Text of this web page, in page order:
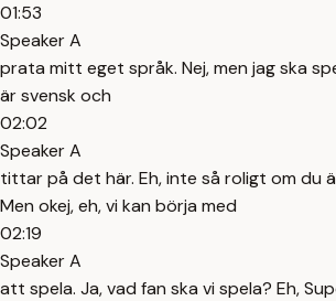
01:53
Speaker A
prata mitt eget språk. Nej, men jag ska
är svensk och
02:02
Speaker A
tittar på det här. Eh, inte så roligt om du
Men okej, eh, vi kan börja med
02:19
Speaker A
att spela. Ja, vad fan ska vi spela? Eh,